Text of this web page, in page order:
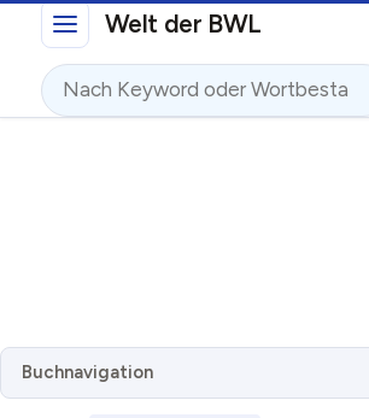
Direkt zum InhaltWelt der BWL
Suche
Buchnavigation